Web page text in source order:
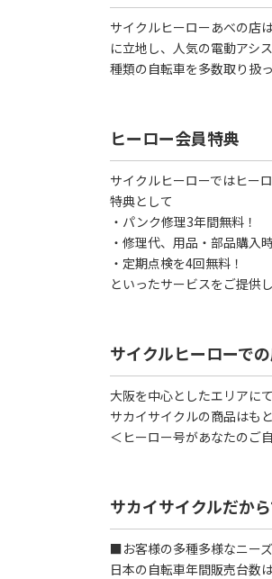
サイクルヒーローあべの店
に立地し、人気の電動アシ
種類の自転車を多数取り扱
ヒーロー会員特典
サイクルヒーローではヒー
特典として
・パンク修理3年間無料！
・修理代、用品・部品購入
・定期点検を4回無料！
といったサービスをご提供
サイクルヒーローで
大阪を中心としたエリアに
サカイサイクルの商品はも
＜ヒーロー号があなたのご
サカイサイクルだか
■お客様の多種多様なニー
日本の自転車年間販売台数